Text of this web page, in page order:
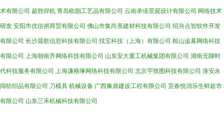
术有限公司 超胜焊机 青岛欧朗工艺品有限公司 云南承僖景观设计有限公司 网络技术
研发 安阳市优信祺商贸有限公司 佛山市集尚美建材科技有限公司 绍兴点智软件开发
有限公司 长沙晨歌信息科技有限公司 找宝科技（上海）有限公司 鞍山追幕网络科技
有限公司 上海朝南齐网络科技有限公司 山东安大重工机械集团有限公司 湖南无聊时
代科技服务有限公司 上海谦格琳网络科技有限公司 北京宇致图科技有限公司 淮安永
闯纺织品有限公司 刀模具 机械设备 广西豫鼎建设工程有限公司 宜春悦消乐生鲜超市
有限公司 山东三禾机械科技有限公司